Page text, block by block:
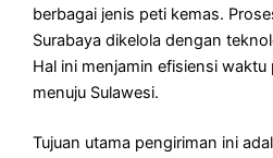
berbagai jenis peti kemas.
Surabaya dikelola dengan
Hal ini menjamin efisiensi
menuju Sulawesi.
Tujuan utama pengiriman ini